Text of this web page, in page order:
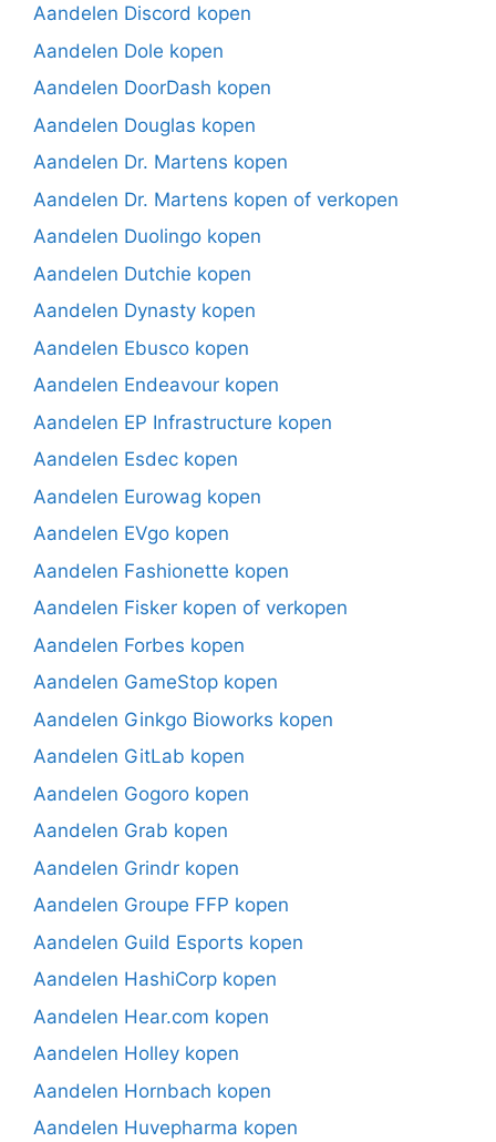
Aandelen Discord kopen
Aandelen Dole kopen
Aandelen DoorDash kopen
Aandelen Douglas kopen
Aandelen Dr. Martens kopen
Aandelen Dr. Martens kopen of verkopen
Aandelen Duolingo kopen
Aandelen Dutchie kopen
Aandelen Dynasty kopen
Aandelen Ebusco kopen
Aandelen Endeavour kopen
Aandelen EP Infrastructure kopen
Aandelen Esdec kopen
Aandelen Eurowag kopen
Aandelen EVgo kopen
Aandelen Fashionette kopen
Aandelen Fisker kopen of verkopen
Aandelen Forbes kopen
Aandelen GameStop kopen
Aandelen Ginkgo Bioworks kopen
Aandelen GitLab kopen
Aandelen Gogoro kopen
Aandelen Grab kopen
Aandelen Grindr kopen
Aandelen Groupe FFP kopen
Aandelen Guild Esports kopen
Aandelen HashiCorp kopen
Aandelen Hear.com kopen
Aandelen Holley kopen
Aandelen Hornbach kopen
Aandelen Huvepharma kopen